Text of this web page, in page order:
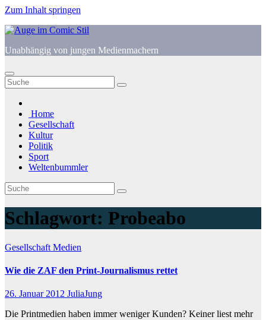
Zum Inhalt springen
Unabhängig von jungen Medienmachern
Home
Gesellschaft
Kultur
Politik
Sport
Weltenbummler
Schlagwort: Probeabo
Gesellschaft Medien
Wie die ZAF den Print-Journalismus rettet
26. Januar 2012 JuliaJung
Die Printmedien haben immer weniger Kunden? Keiner liest mehr